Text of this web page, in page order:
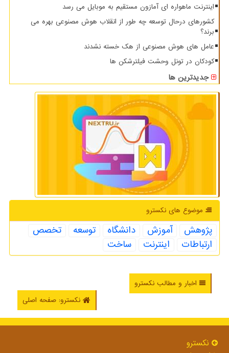
اینترنت ماهواره ای آمازون مستقیم به موبایل می رسد
کشورهای درحال توسعه چه طور از انقلاب هوش مصنوعی بهره می
برند؟
عامل های هوش مصنوعی از هک خسته نشدند
کودکان در تونل وحشت فیلترشکن ها
جدیدترین ها
موضوع های نكسترو
پژوهش آموزش دانشگاه توسعه
تخصص
ارتباطات
اینترنت ساخت
اخبار و مطالب نکسترو
نکسترو: صفحه اصلی
نكسترو